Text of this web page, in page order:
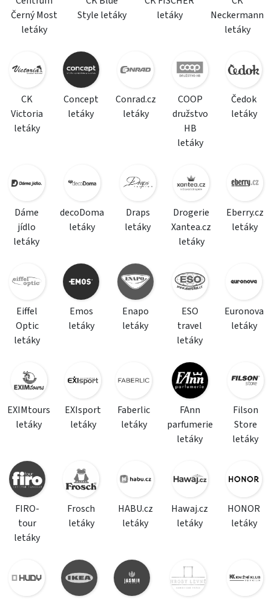
Černý Most
letáky
Style letáky
letáky
Neckermann
letáky
CK
Victoria
letáky
Concept
letáky
Conrad.cz
letáky
COOP
družstvo
HB
letáky
Čedok
letáky
Dáme
jídlo
letáky
decoDoma
letáky
Draps
letáky
Drogerie
Xantea.cz
letáky
Eberry.cz
letáky
Eiffel
Optic
letáky
Emos
letáky
Enapo
letáky
ESO
travel
letáky
Euronova
letáky
EXIMtours
letáky
EXIsport
letáky
Faberlic
letáky
FAnn
parfumerie
letáky
Filson
Store
letáky
FIRO-
tour
letáky
Frosch
letáky
HABU.cz
letáky
Hawaj.cz
letáky
HONOR
letáky